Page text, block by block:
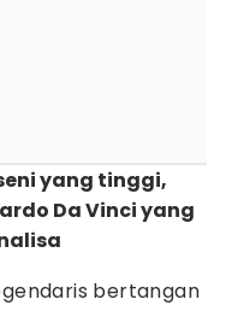
yang tinggi,
Da Vinci yang
bertangan